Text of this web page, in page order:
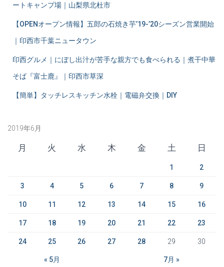
ートキャンプ場｜山梨県北杜市
【OPENオープン情報】五郎の石焼き芋’19-’20シーズン営業開始
｜印西市千葉ニュータウン
印西グルメ｜にぼし出汁が苦手な親方でも食べられる｜煮干中華
そば『富士鹿』｜印西市草深
【簡単】タッチレスキッチン水栓｜電磁弁交換｜DIY
2019年6月
月 火 水 木 金 土 日
« 5月 7月 »
1 2
3 4 5 6 7 8 9
10 11 12 13 14 15 16
17 18 19 20 21 22 23
24 25 26 27 28 29 30